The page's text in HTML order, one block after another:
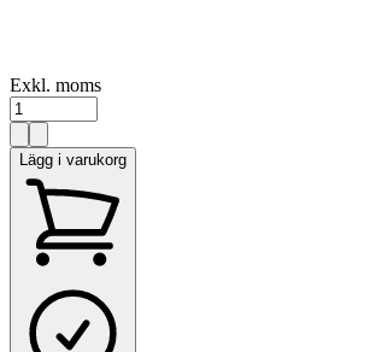
Exkl. moms
Lägg i varukorg